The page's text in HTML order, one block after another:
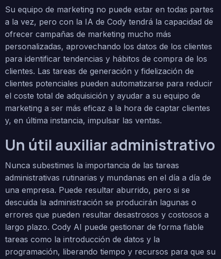
Su equipo de marketing no puede estar en todas partes
a la vez, pero con la IA de Cody tendrá la capacidad de
ofrecer campañas de marketing mucho más
personalizadas, aprovechando los datos de los clientes
para identificar tendencias y hábitos de compra de los
clientes. Las tareas de generación y fidelización de
clientes potenciales pueden automatizarse para reducir
el coste total de adquisición y ayudar a su equipo de
marketing a ser más eficaz a la hora de captar clientes
y, en última instancia, impulsar las ventas.
Un útil auxiliar administrativo
Nunca subestimes la importancia de las tareas
administrativas rutinarias y mundanas en el día a día de
una empresa. Puede resultar aburrido, pero si se
descuida la administración se producirán lagunas o
errores que pueden resultar desastrosos y costosos a
largo plazo. Cody AI puede gestionar de forma fiable
tareas como la introducción de datos y la
programación, liberando tiempo y recursos para que su